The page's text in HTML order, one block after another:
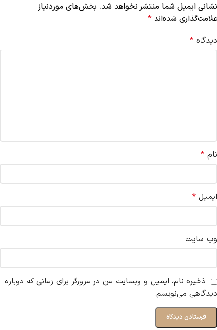
نشانی ایمیل شما منتشر نخواهد شد. بخش‌های موردنیاز
علامت‌گذاری شده‌اند *
دیدگاه *
نام *
ایمیل *
وب‌ سایت
ذخیره نام، ایمیل و وبسایت من در مرورگر برای زمانی که دوباره
دیدگاهی می‌نویسم.